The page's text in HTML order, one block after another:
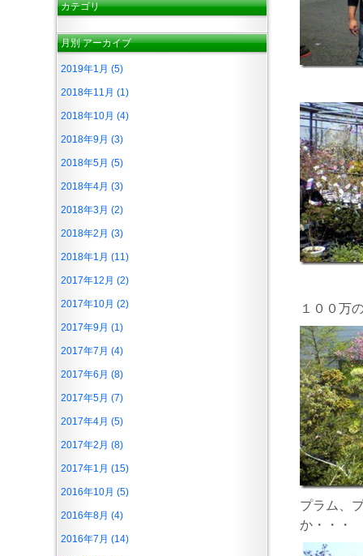
１００万
プラム、
か・・・
カテゴリ
月別アーカイブ
2019年1月 (5)
2018年11月 (1)
2018年10月 (4)
2018年9月 (3)
2018年5月 (5)
2018年4月 (3)
2018年3月 (2)
2018年2月 (3)
2018年1月 (11)
2017年12月 (2)
2017年10月 (2)
2017年9月 (1)
2017年7月 (4)
2017年6月 (8)
2017年5月 (7)
2017年4月 (5)
2017年2月 (8)
2017年1月 (15)
2016年10月 (5)
2016年8月 (4)
2016年7月 (14)